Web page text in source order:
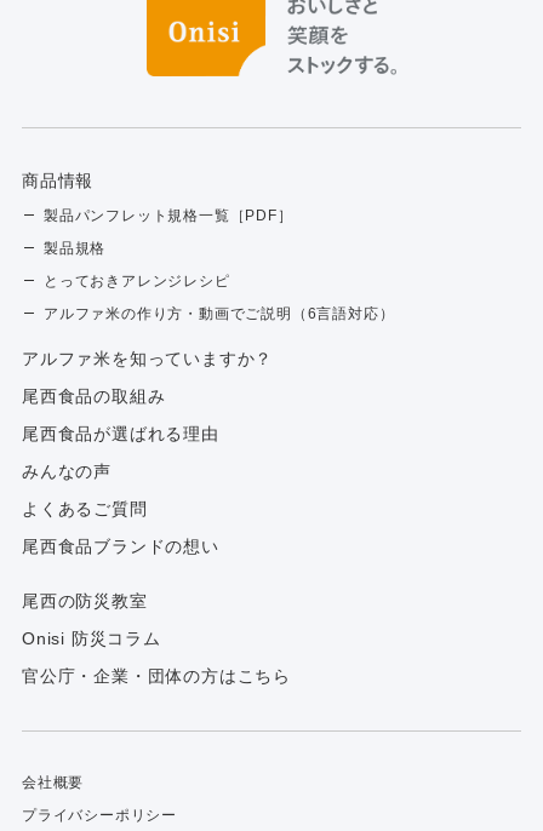
商品情報
製品パンフレット規格一覧［PDF］
製品規格
とっておきアレンジレシピ
アルファ米の作り方・動画でご説明（6言語対応）
アルファ⽶を知っていますか？
尾西食品の取組み
尾西食品が選ばれる理由
みんなの声
よくあるご質問
尾西食品ブランドの想い
尾西の防災教室
Onisi 防災コラム
官公庁・企業・団体の方はこちら
会社概要
プライバシーポリシー